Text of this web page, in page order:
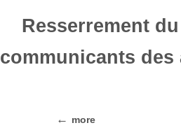
Resserrement
communicants
more